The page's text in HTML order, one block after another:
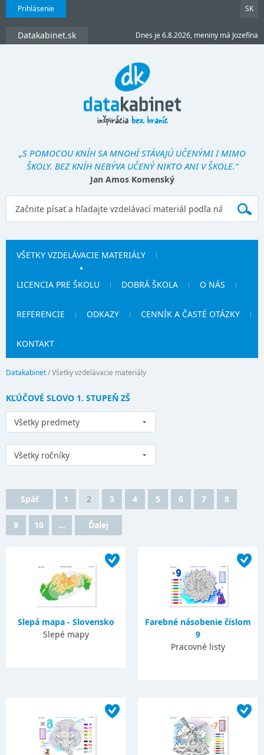
Prihlásenie SK
Datakabinet.sk Dnes je 6.8.2026, meniny má Jozefína
„S POMOCOU KNÍH SA MNOHÍ STÁVAJÚ UČENÝMI I MIMO
ŠKOLY. BEZ KNÍH NEBÝVA UČENÝ NIKTO ANI V ŠKOLE.“
Jan Amos Komenský
VŠETKY VZDELÁVACIE MATERIÁLY
LICENCIA PRE ŠKOLU DOBRÁ ŠKOLA O NÁS
REFERENCIE ODKAZY CENNÍK A ČASTÉ OTÁZKY
KONTAKT
Datakabinet/Všetky vzdelávacie materiály
KĽÚČOVÉ SLOVO 1. STUPEŇ ZŠ
Všetky predmety
Všetky ročníky
Späť 1 2 3 4 5 6 7 8
9 10 ... Ďalej
Slepá mapa - Slovensko
Slepé mapy
Farebné násobenie číslom
9
Pracovné listy